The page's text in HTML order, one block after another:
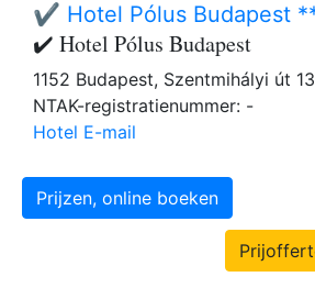
✔️ Hotel Pólus Budapest
✔️ Hotel Pólus Budapest
1152 Budapest, Szentmihályi út
NTAK-registratienummer: -
Hotel E-mail
Prijzen, online boeken